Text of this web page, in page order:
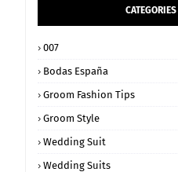
CATEGORIES
007
Bodas España
Groom Fashion Tips
Groom Style
Wedding Suit
Wedding Suits